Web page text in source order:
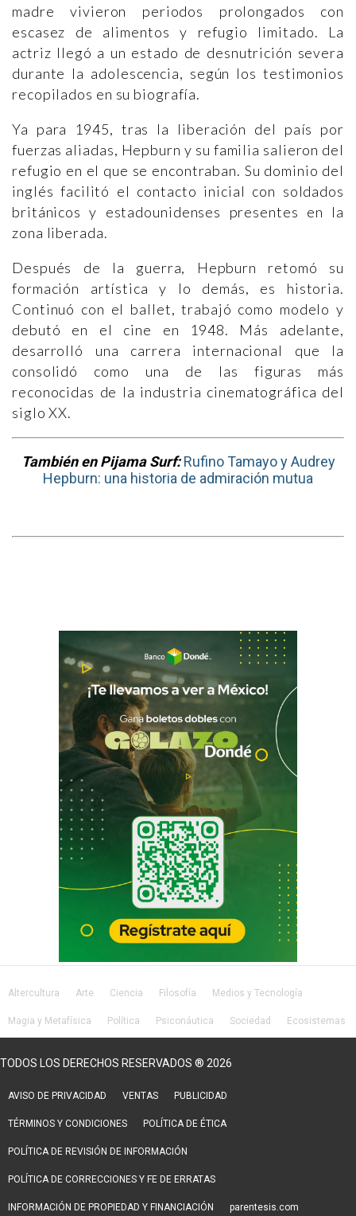
madre vivieron periodos prolongados con
escasez de alimentos y refugio limitado. La
actriz llegó a un estado de desnutrición severa
durante la adolescencia, según los testimonios
recopilados en su biografía.
Ya para 1945, tras la liberación del país por
fuerzas aliadas, Hepburn y su familia salieron del
refugio en el que se encontraban. Su dominio del
inglés facilitó el contacto inicial con soldados
británicos y estadounidenses presentes en la
zona liberada.
Después de la guerra, Hepburn retomó su
formación artística y lo demás, es historia.
Continuó con el ballet, trabajó como modelo y
debutó en el cine en 1948. Más adelante,
desarrolló una carrera internacional que la
consolidó como una de las figuras más
reconocidas de la industria cinematográfica del
siglo XX.
También en Pijama Surf: Rufino Tamayo y Audrey
Hepburn: una historia de admiración mutua
Altercultura Arte Ciencia Filosofía Medios y Tecnología
Magia y Metafísica Política Psiconáutica Sociedad Ecosistemas
TODOS LOS DERECHOS RESERVADOS ® 2026
AVISO DE PRIVACIDAD VENTAS PUBLICIDAD
TÉRMINOS Y CONDICIONES POLÍTICA DE ÉTICA
POLÍTICA DE REVISIÓN DE INFORMACIÓN
POLÍTICA DE CORRECCIONES Y FE DE ERRATAS
INFORMACIÓN DE PROPIEDAD Y FINANCIACIÓN parentesis.com